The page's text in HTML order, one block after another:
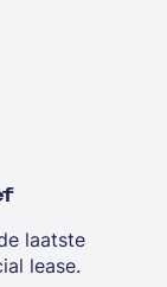
laatste
lease.